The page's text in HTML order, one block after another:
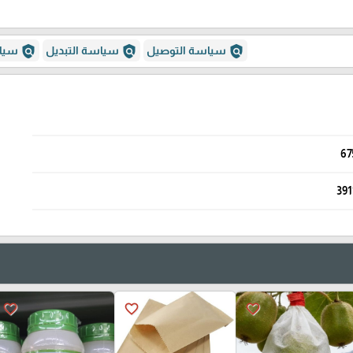
policy سياسة التوصيل policy سياسة التبديل policy
favorite_border
favorite_border
favorite_border